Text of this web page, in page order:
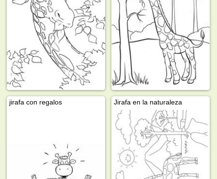
jirafa con regalos Jirafa en la naturaleza